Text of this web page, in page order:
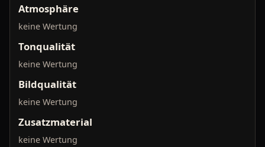
Atmosphäre
keine Wertung
Tonqualität
keine Wertung
Bildqualität
keine Wertung
Zusatzmaterial
keine Wertung